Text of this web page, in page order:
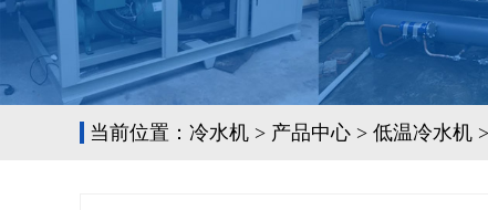
当前位置： 冷水机 > 产品中心 > 低温冷水机 >